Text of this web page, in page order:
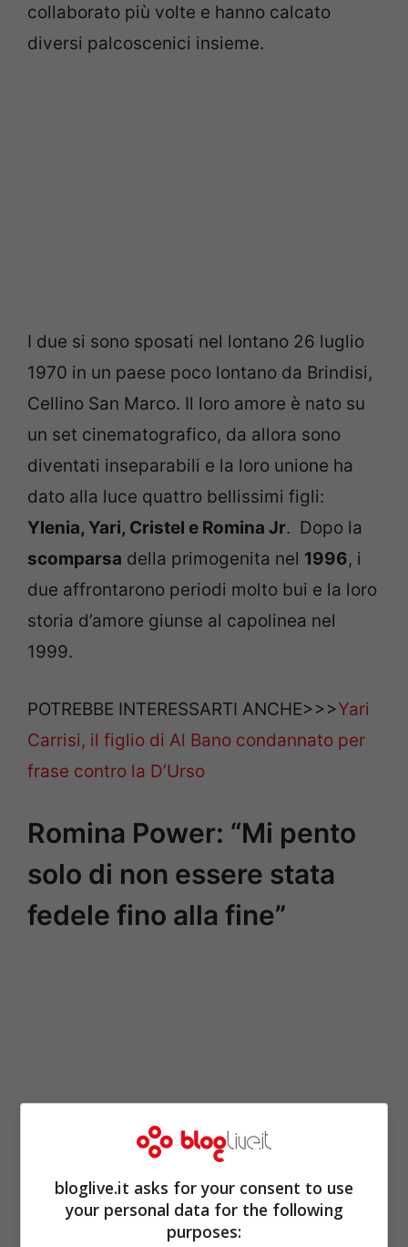
collaborato più volte e hanno calcato
diversi palcoscenici insieme.
I due si sono sposati nel lontano 26 luglio
1970 in un paese poco lontano da Brindisi,
Cellino San Marco. Il loro amore è nato su
un set cinematografico, da allora sono
diventati inseparabili e la loro unione ha
dato alla luce quattro bellissimi figli:
Ylenia, Yari, Cristel e Romina Jr. Dopo la
scomparsa della primogenita nel 1996, i
due affrontarono periodi molto bui e la loro
storia d’amore giunse al capolinea nel
1999.
POTREBBE INTERESSARTI ANCHE>>>Yari
Carrisi, il figlio di Al Bano condannato per
frase contro la D’Urso
Romina Power: “Mi pento
solo di non essere stata
fedele fino alla fine”
bloglive.it asks for your consent to use
your personal data for the following
purposes: